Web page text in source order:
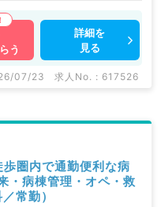
う
詳細を
見る
07/23 求人No. : 617526
圏内で通勤便利な病
病棟管理・オペ・救
常勤）